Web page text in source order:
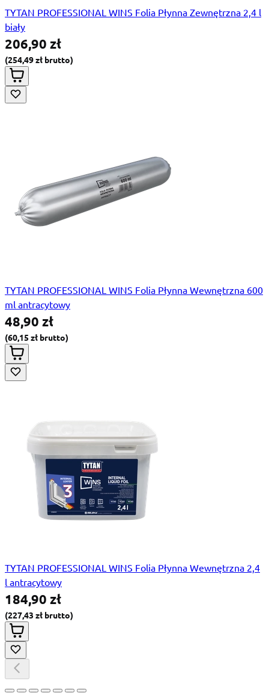
TYTAN PROFESSIONAL WINS Folia Płynna Zewnętrzna 2,4 l
biały
Special Price
254,49 zł
206,90 zł
TYTAN PROFESSIONAL WINS Folia Płynna Wewnętrzna 600
ml antracytowy
60,15 zł
48,90 zł
TYTAN PROFESSIONAL WINS Folia Płynna Wewnętrzna 2,4
l antracytowy
Special Price
227,43 zł
184,90 zł